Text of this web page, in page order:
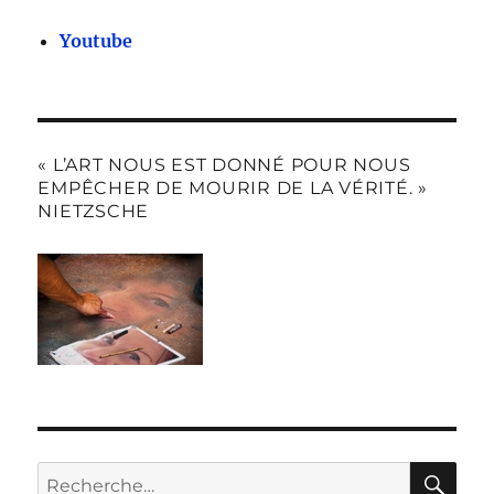
Youtube
« L’ART NOUS EST DONNÉ POUR NOUS
EMPÊCHER DE MOURIR DE LA VÉRITÉ. »
NIETZSCHE
Recherche